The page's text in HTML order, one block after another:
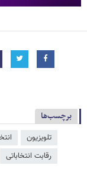
برچسب‌ها
تلویزیون
رقابت انتخاباتی